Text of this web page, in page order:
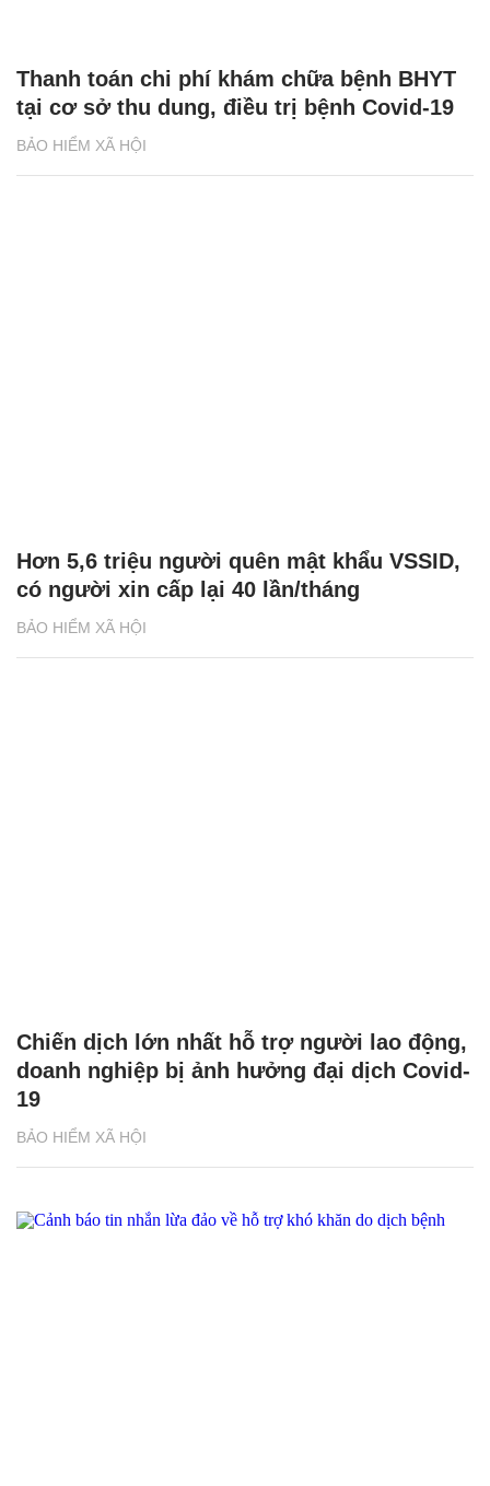
BẢO HIỂM XÃ HỘI
Thanh toán chi phí khám chữa bệnh BHYT
tại cơ sở thu dung, điều trị bệnh Covid-19
BẢO HIỂM XÃ HỘI
Hơn 5,6 triệu người quên mật khẩu VSSID,
có người xin cấp lại 40 lần/tháng
BẢO HIỂM XÃ HỘI
Chiến dịch lớn nhất hỗ trợ người lao động,
doanh nghiệp bị ảnh hưởng đại dịch Covid-
19